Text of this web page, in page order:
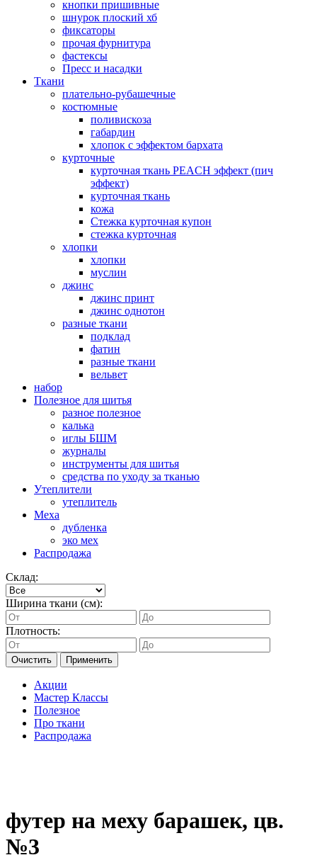
кнопки пришивные
шнурок плоский хб
фиксаторы
прочая фурнитура
фастексы
Пресс и насадки
Ткани
плательно-рубашечные
костюмные
поливискоза
габардин
хлопок с эффектом бархата
курточные
курточная ткань PEACH эффект (пич
эффект)
курточная ткань
кожа
Стежка курточная купон
стежка курточная
хлопки
хлопки
муслин
джинс
джинс принт
джинс однотон
разные ткани
подклад
фатин
разные ткани
вельвет
набор
Полезное для шитья
разное полезное
калька
иглы БШМ
журналы
инструменты для шитья
средства по уходу за тканью
Утеплители
утеплитель
Меха
дубленка
эко мех
Распродажа
Склад:
Ширина ткани (см):
Плотность:
Очистить Применить
Акции
Мастер Классы
Полезное
Про ткани
Распродажа
футер на меху барашек, цв.
№3